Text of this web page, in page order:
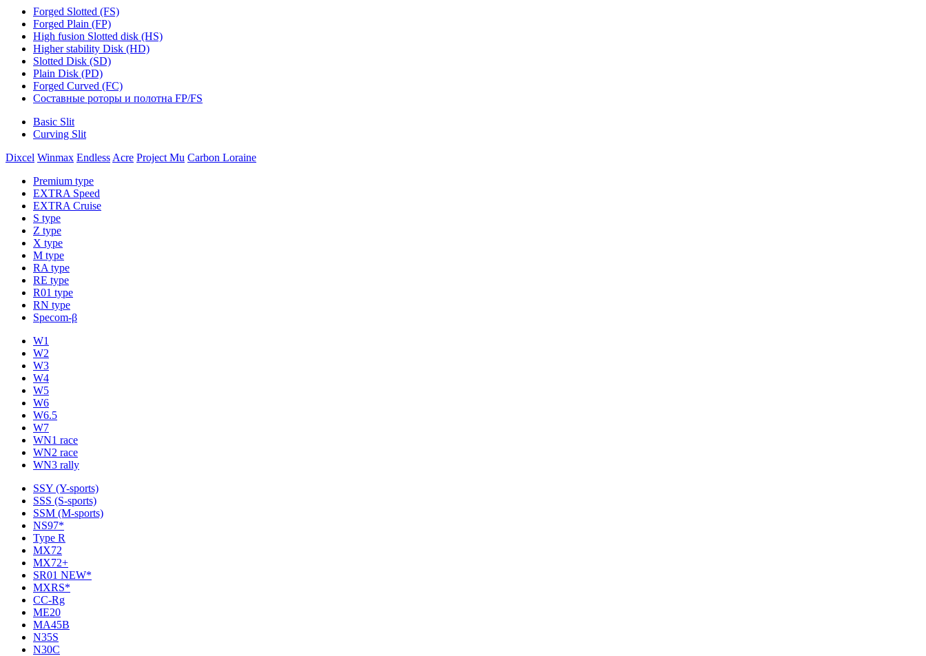
Forged Slotted (FS)
Forged Plain (FP)
High fusion Slotted disk (HS)
Higher stability Disk (HD)
Slotted Disk (SD)
Plain Disk (PD)
Forged Curved (FC)
Составные роторы и полотна FP/FS
Basic Slit
Curving Slit
Dixcel Winmax Endless Acre Project Mu Carbon Loraine
Premium type
EXTRA Speed
EXTRA Cruise
S type
Z type
X type
M type
RA type
RE type
R01 type
RN type
Specom-β
W1
W2
W3
W4
W5
W6
W6.5
W7
WN1 race
WN2 race
WN3 rally
SSY (Y-sports)
SSS (S-sports)
SSM (M-sports)
NS97*
Type R
MX72
MX72+
SR01 NEW*
MXRS*
CC-Rg
ME20
MA45B
N35S
N30C